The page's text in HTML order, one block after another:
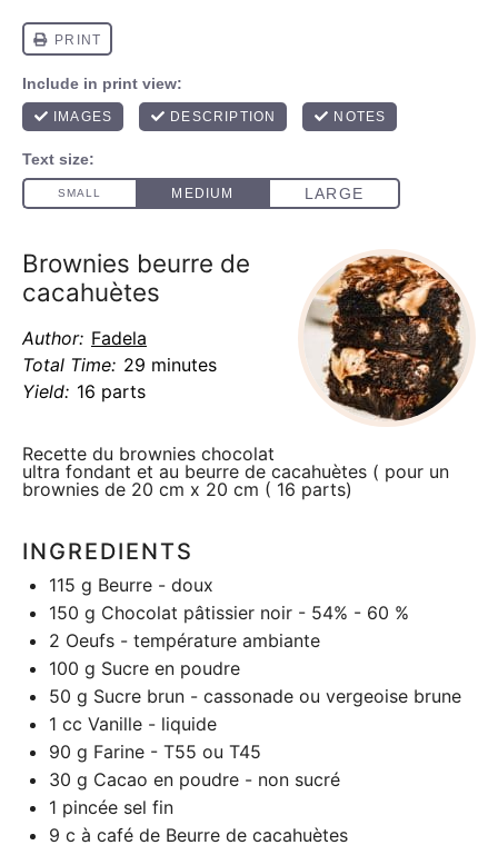
Brownies beurre de
cacahuètes
Author: Fadela
Total Time: 29 minutes
Yield: 16 parts
Recette du brownies chocolat
ultra fondant et au beurre de cacahuètes ( pour un
brownies de 20 cm x 20 cm ( 16 parts)
INGREDIENTS
115 g Beurre - doux
150 g Chocolat pâtissier noir - 54% - 60 %
2 Oeufs - température ambiante
100 g Sucre en poudre
50 g Sucre brun - cassonade ou vergeoise brune
1 cc Vanille - liquide
90 g Farine - T55 ou T45
30 g Cacao en poudre - non sucré
1 pincée sel fin
9 c à café de Beurre de cacahuètes